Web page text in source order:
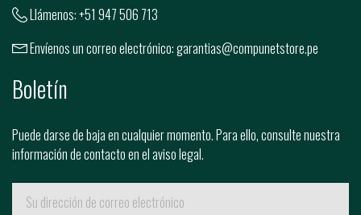
Llámenos:+51 947 506 713
Envíenos un correo electrónico:garantias@compunetstore.pe
Boletín
Puede darse de baja en cualquier momento. Para ello, consulte nuestra
información de contacto en el aviso legal.